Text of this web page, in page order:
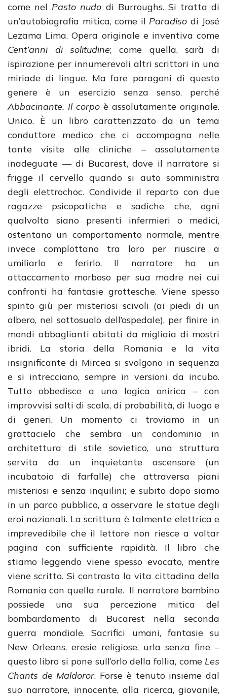
come nel Pasto nudo di Burroughs. Si tratta di
un’autobiografia mitica, come il Paradiso di José
Lezama Lima. Opera originale e inventiva come
Cent’anni di solitudine; come quella, sarà di
ispirazione per innumerevoli altri scrittori in una
miriade di lingue. Ma fare paragoni di questo
genere è un esercizio senza senso, perché
Abbacinante. Il corpo è assolutamente originale.
Unico. È un libro caratterizzato da un tema
conduttore medico che ci accompagna nelle
tante visite alle cliniche – assolutamente
inadeguate — di Bucarest, dove il narratore si
frigge il cervello quando si auto somministra
degli elettrochoc. Condivide il reparto con due
ragazze psicopatiche e sadiche che, ogni
qualvolta siano presenti infermieri o medici,
ostentano un comportamento normale, mentre
invece complottano tra loro per riuscire a
umiliarlo e ferirlo. Il narratore ha un
attaccamento morboso per sua madre nei cui
confronti ha fantasie grottesche. Viene spesso
spinto giù per misteriosi scivoli (ai piedi di un
albero, nel sottosuolo dell’ospedale), per finire in
mondi abbaglianti abitati da migliaia di mostri
ibridi. La storia della Romania e la vita
insignificante di Mircea si svolgono in sequenza
e si intrecciano, sempre in versioni da incubo.
Tutto obbedisce a una logica onirica – con
improvvisi salti di scala, di probabilità, di luogo e
di generi. Un momento ci troviamo in un
grattacielo che sembra un condominio in
architettura di stile sovietico, una struttura
servita da un inquietante ascensore (un
incubatoio di farfalle) che attraversa piani
misteriosi e senza inquilini; e subito dopo siamo
in un parco pubblico, a osservare le statue degli
eroi nazionali. La scrittura è talmente elettrica e
imprevedibile che il lettore non riesce a voltar
pagina con sufficiente rapidità. Il libro che
stiamo leggendo viene spesso evocato, mentre
viene scritto. Si contrasta la vita cittadina della
Romania con quella rurale. Il narratore bambino
possiede una sua percezione mitica del
bombardamento di Bucarest nella seconda
guerra mondiale. Sacrifici umani, fantasie su
New Orleans, eresie religiose, urla senza fine –
questo libro si pone sull’orlo della follia, come Les
Chants de Maldoror. Forse è tenuto insieme dal
suo narratore, innocente, alla ricerca, giovanile,